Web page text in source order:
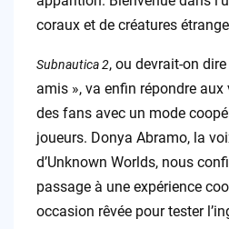
coraux et de créatures
Subnautica 2, ou devrait-on
amis », va enfin répondre
des fans avec un mode
joueurs. Donya Abramo, la
d’Unknown Worlds, nous
passage à une expérience
occasion rêvée pour tester